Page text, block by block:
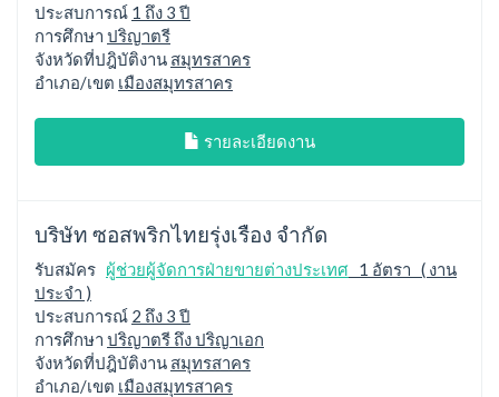
ประสบการณ์ 1 ถึง 3 ปี
การศึกษา ปริญาตรี
จังหวัดที่ปฎิบัติงาน สมุทรสาคร
อำเภอ/เขต เมืองสมุทรสาคร
รายละเอียดงาน
บริษัท ซอสพริกไทยรุ่งเรือง จำกัด
รับสมัคร ผู้ช่วยผู้จัดการฝ่ายขายต่างประเทศ 1 อัตรา ( งาน
ประจำ )
ประสบการณ์ 2 ถึง 3 ปี
การศึกษา ปริญาตรี ถึง ปริญาเอก
จังหวัดที่ปฎิบัติงาน สมุทรสาคร
อำเภอ/เขต เมืองสมุทรสาคร